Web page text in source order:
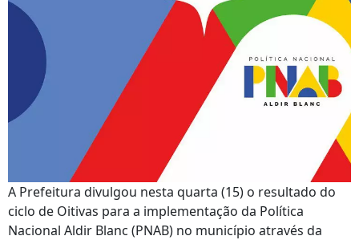
A Prefeitura divulgou nesta quarta (15) o resultado do
ciclo de Oitivas para a implementação da Política
Nacional Aldir Blanc (PNAB) no município através da